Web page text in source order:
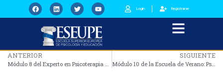
Login Registrarse
ANTERIOR SIGUIENTE
Módulo 10 de la Escuela de Verano: Psicoterapia Emocional Sistémica